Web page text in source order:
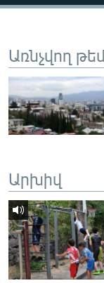
ՏԵՍԱՆՅՈՒԹԵՐ
ԲԱՆԱՎԵՃ
ՁԳՏԵԼՈՎ
Հայերեն
English
Русский
ՀԵՏԵՎԵՔ ՄԵԶ
Առնչվող
Արխիվ